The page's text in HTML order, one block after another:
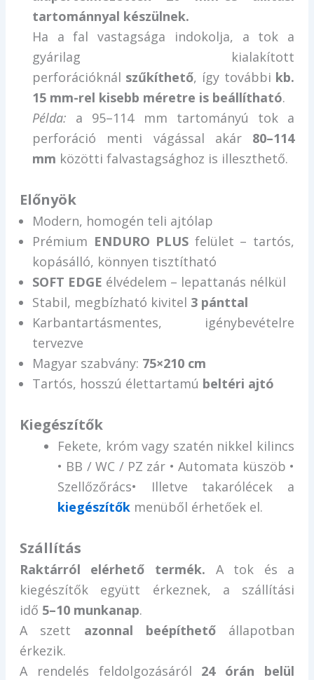
tartománnyal készülnek.
Ha a fal vastagsága indokolja, a tok a
gyárilag kialakított
perforációknál szűkíthető, így további kb.
15 mm-rel kisebb méretre is beállítható.
Példa: a 95–114 mm tartományú tok a
perforáció menti vágással akár 80–114
mm közötti falvastagsághoz is illeszthető.
Előnyök
Modern, homogén teli ajtólap
Prémium ENDURO PLUS felület – tartós,
kopásálló, könnyen tisztítható
SOFT EDGE élvédelem – lepattanás nélkül
Stabil, megbízható kivitel 3 pánttal
Karbantartásmentes, igénybevételre
tervezve
Magyar szabvány: 75×210 cm
Tartós, hosszú élettartamú beltéri ajtó
Kiegészítők
Fekete, króm vagy szatén nikkel kilincs
• BB / WC / PZ zár • Automata küszöb •
Szellőzőrács• Illetve takarólécek a
kiegészítőkmenüből érhetőek el.
Szállítás
Raktárról elérhető termék. A tok és a
kiegészítők együtt érkeznek, a szállítási
idő 5–10 munkanap.
A szett azonnal beépíthetőállapotban
érkezik.
A rendelés feldolgozásáról 24 órán belül